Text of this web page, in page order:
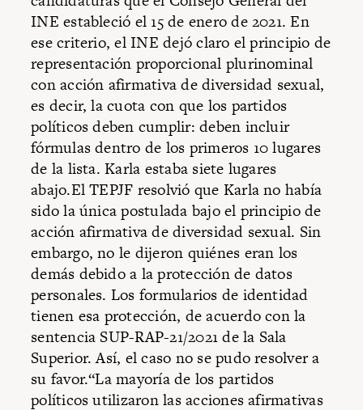
INE estableció el 15 de enero de 2021. En
ese criterio, el INE dejó claro el principio de
representación proporcional plurinominal
con acción afirmativa de diversidad sexual,
es decir, la cuota con que los partidos
políticos deben cumplir: deben incluir
fórmulas dentro de los primeros 10 lugares
de la lista. Karla estaba siete lugares
abajo.El TEPJF resolvió que Karla no había
sido la única postulada bajo el principio de
acción afirmativa de diversidad sexual. Sin
embargo, no le dijeron quiénes eran los
demás debido a la protección de datos
personales. Los formularios de identidad
tienen esa protección, de acuerdo con la
sentencia SUP-RAP-21/2021 de la Sala
Superior. Así, el caso no se pudo resolver a
su favor.“La mayoría de los partidos
políticos utilizaron las acciones afirmativas